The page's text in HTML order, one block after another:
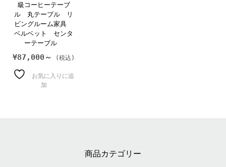
級コーヒーテーブ
ル 丸テーブル リ
ビングルーム家具
ベルベット センタ
ーテーブル
¥87,000～
お気に入りに追
加
商品カテゴリー